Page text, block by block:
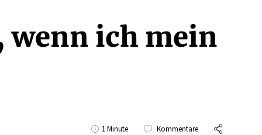
wenn ich mein
1 Minute Kommentare